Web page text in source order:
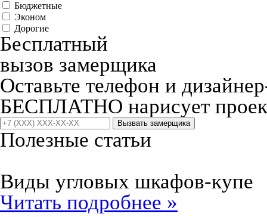
Бюджетные
Эконом
Дорогие
Бесплатный
вызов замерщика
Оставьте телефон и
БЕСПЛАТНО нарисует
Вызвать замерщика
Полезные статьи
Виды угловых шкафов-купе
Читать подробнее »